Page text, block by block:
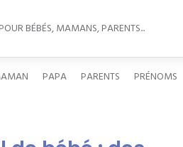
BÉBÉS, MAMANS, PARENTS...
PAPA PARENTS PRÉNOMS